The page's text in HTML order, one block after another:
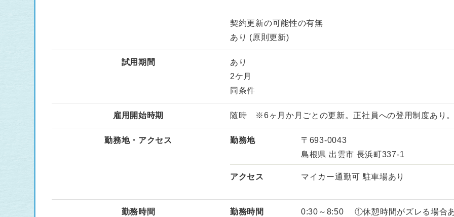
契約更新の可能性の有無
あり (原則更新)
試用期間
あり
2ケ月
同条件
雇用開始時期 随時 ※6ヶ月か月ごとの更新。正社員への登用制度あり
勤務地・アクセス 勤務地
〒693-0043
島根県 出雲市 長浜町337-1
アクセス マイカー通勤可 駐車場あり
勤務時間 勤務時間
0:30～8:50 ①休憩時間がズレる場合